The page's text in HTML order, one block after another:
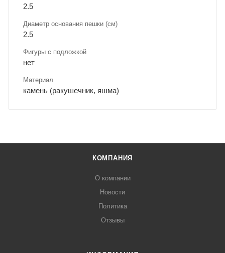
2.5
Диаметр основания пешки (см)
2.5
Фигуры с подложкой
нет
Материал
камень (ракушечник, яшма)
КОМПАНИЯ
О компании
Новости
Политика
Отзывы